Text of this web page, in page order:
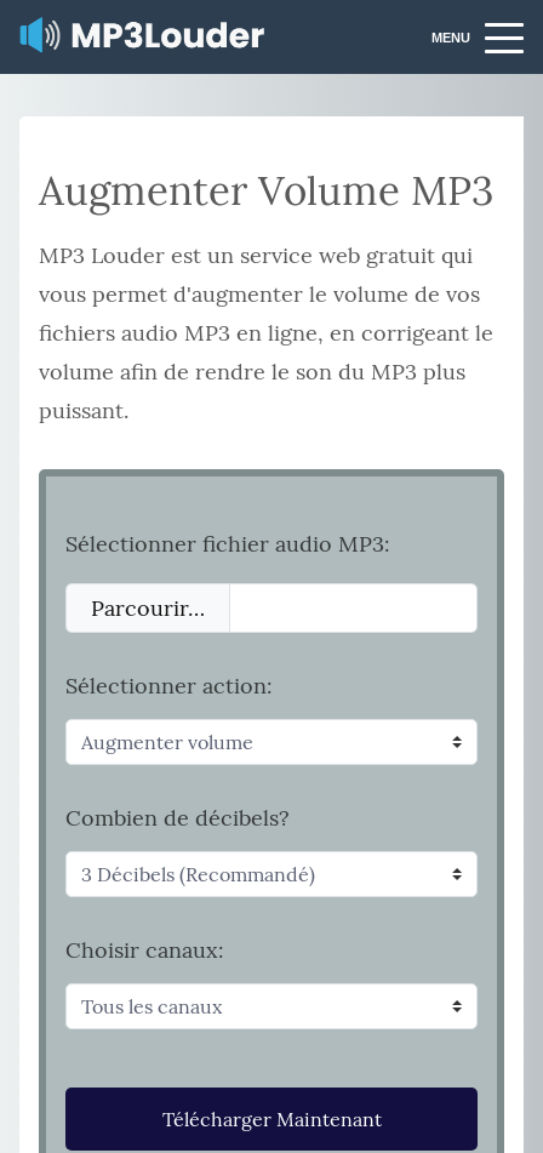
MENU
Augmenter Volume MP3
MP3 Louder est un service web gratuit qui
vous permet d'augmenter le volume de vos
fichiers audio MP3 en ligne, en corrigeant le
volume afin de rendre le son du MP3 plus
puissant.
Sélectionner fichier audio MP3:
Parcourir…
Sélectionner action:
Combien de décibels?
Choisir canaux:
Télécharger Maintenant